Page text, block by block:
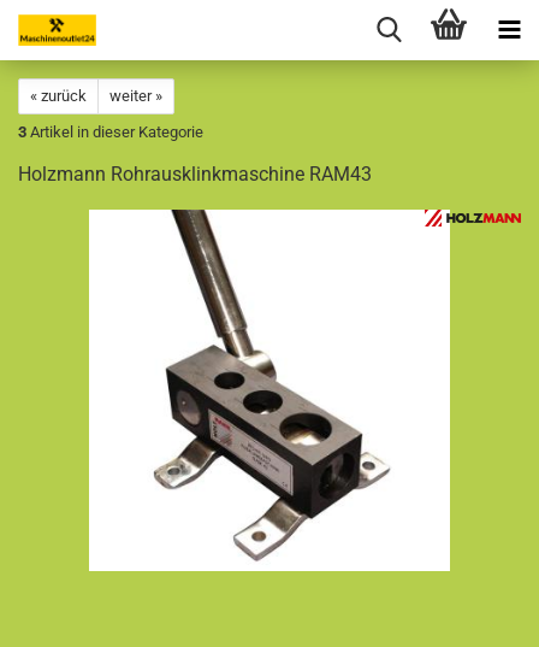
« zurück
weiter »
3 Artikel in dieser Kategorie
Holzmann Rohrausklinkmaschine RAM43